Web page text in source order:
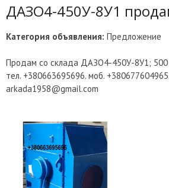
ДАЗО4-450У-8У1
Категория объявления: Предложение
Продам со склада ДАЗО4-450У-8У1; 500
тел. +380663695696. моб.
arkada1958@gmail.com